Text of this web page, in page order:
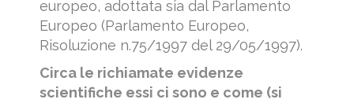
europeo, adottata sia dal Parlamento
Europeo (Parlamento Europeo,
Risoluzione n.75/1997 del 29/05/1997).
Circa le richiamate evidenze
scientifiche essi ci sono e come (si